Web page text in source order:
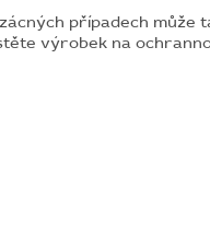
případech
výrobek na